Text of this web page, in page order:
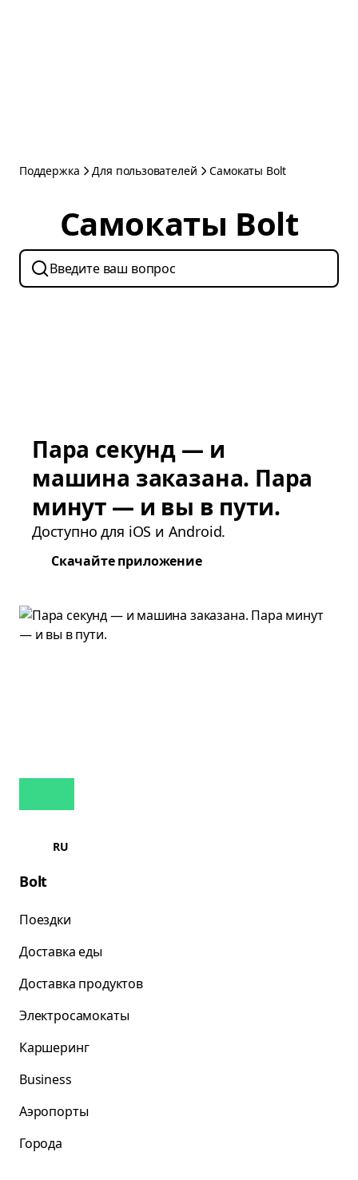
Поддержка Для пользователей Самокаты Bolt
Самокаты Bolt
Пара секунд — и
машина заказана. Пара
минут — и вы в пути.
Доступно для iOS и Android.
Скачайте приложение
RU
Bolt
Поездки
Доставка еды
Доставка продуктов
Электросамокаты
Каршеринг
Business
Аэропорты
Города